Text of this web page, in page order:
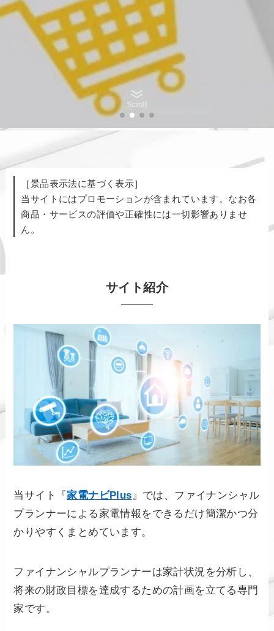
Scroll
［景品表示法に基づく表示］
当サイトにはプロモーションが含まれています。なお各
商品・サービスの評価や正確性には一切影響ありませ
ん。
サイト紹介
当サイト『家電ナビPlus』では、ファイナンシャル
プランナーによる家電情報をできるだけ簡潔かつ分
かりやすくまとめています。
ファイナンシャルプランナーは家計状況を分析し、
将来の財政目標を達成するための計画を立てる専門
家です。